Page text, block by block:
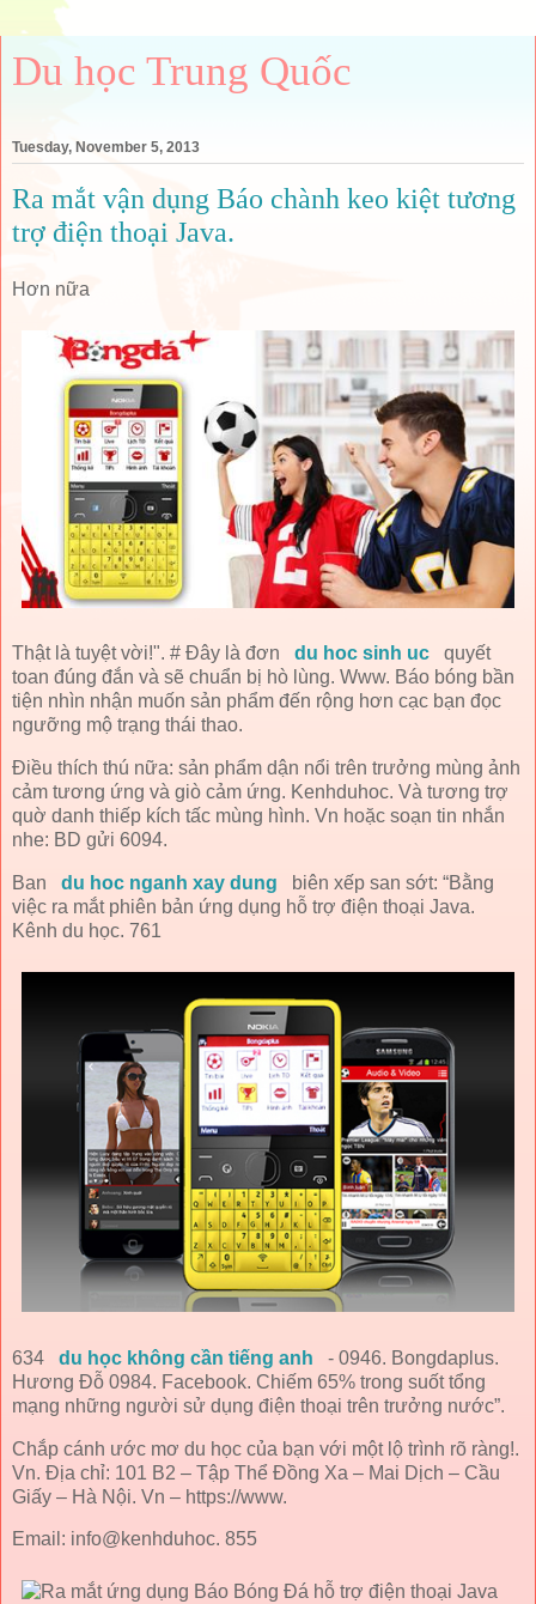
Du học Trung Quốc
Tuesday, November 5, 2013
Ra mắt vận dụng Báo chành keo kiệt tương
trợ điện thoại Java.
Hơn nữa
Thật là tuyệt vời!". # Đây là đơn du hoc sinh uc quyết
toan đúng đắn và sẽ chuẩn bị hò lùng. Www. Báo bóng bần
tiện nhìn nhận muốn sản phẩm đến rộng hơn cạc bạn đọc
ngưỡng mộ trạng thái thao.
Điều thích thú nữa: sản phẩm dận nổi trên trưởng mùng ảnh
cảm tương ứng và giò cảm ứng. Kenhduhoc. Và tương trợ
quờ danh thiếp kích tấc mùng hình. Vn hoặc soạn tin nhắn
nhe: BD gửi 6094.
Ban du hoc nganh xay dung biên xếp san sớt: “Bằng
việc ra mắt phiên bản ứng dụng hỗ trợ điện thoại Java.
Kênh du học. 761
634 du học không cần tiếng anh - 0946. Bongdaplus.
Hương Đỗ 0984. Facebook. Chiếm 65% trong suốt tổng
mạng những người sử dụng điện thoại trên trưởng nước”.
Chắp cánh ước mơ du học của bạn với một lộ trình rõ ràng!.
Vn. Địa chỉ: 101 B2 – Tập Thể Đồng Xa – Mai Dịch – Cầu
Giấy – Hà Nội. Vn – https://www.
Email: info@kenhduhoc. 855